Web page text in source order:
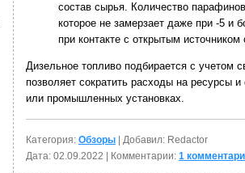
состав сырья. Количество
которое не замерзает даже при -5 и
при контакте с открытым источником
Дизельное топливо подбирается с учетом
позволяет сократить расходы на ресурсы
или промышленных установках.
Категория: Обзоры | Добавил: Redactor
Дата: 02.09.2022 | Комментарии: 1